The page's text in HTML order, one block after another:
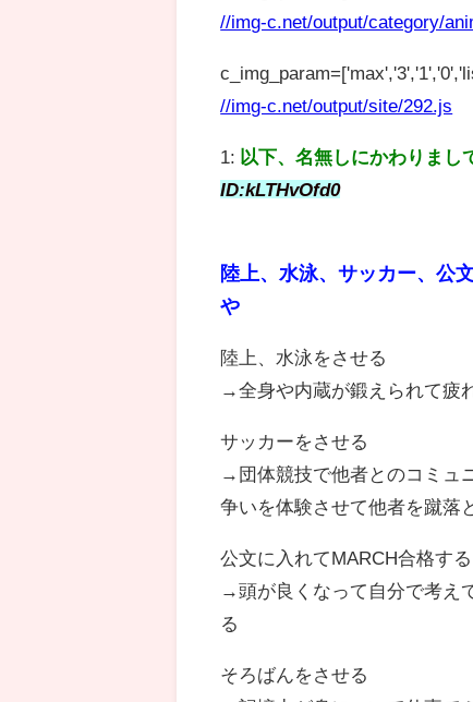
//img-c.net/output/category/
//img-c.net/output/site/292.js
1: 以下、名無しにかわりまし
ID:kLTHvOfd0
陸上、水泳、サッカー、公
や
陸上、水泳をさせる
→全身や内蔵が鍛えられて疲
サッカーをさせる
→団体競技で他者とのコミュ
争いを体験させて他者を蹴落
公文に入れてMARCH合格す
→頭が良くなって自分で考え
る
そろばんをさせる